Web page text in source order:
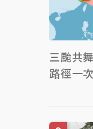
三颱共
路徑一